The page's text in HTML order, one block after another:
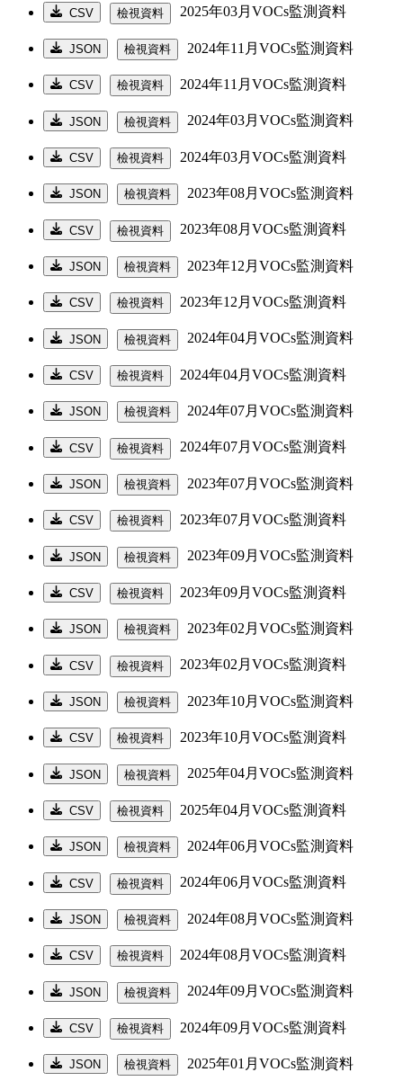
CSV 檢視資料 2025年03月VOCs監測資料
JSON 檢視資料 2024年11月VOCs監測資料
CSV 檢視資料 2024年11月VOCs監測資料
JSON 檢視資料 2024年03月VOCs監測資料
CSV 檢視資料 2024年03月VOCs監測資料
JSON 檢視資料 2023年08月VOCs監測資料
CSV 檢視資料 2023年08月VOCs監測資料
JSON 檢視資料 2023年12月VOCs監測資料
CSV 檢視資料 2023年12月VOCs監測資料
JSON 檢視資料 2024年04月VOCs監測資料
CSV 檢視資料 2024年04月VOCs監測資料
JSON 檢視資料 2024年07月VOCs監測資料
CSV 檢視資料 2024年07月VOCs監測資料
JSON 檢視資料 2023年07月VOCs監測資料
CSV 檢視資料 2023年07月VOCs監測資料
JSON 檢視資料 2023年09月VOCs監測資料
CSV 檢視資料 2023年09月VOCs監測資料
JSON 檢視資料 2023年02月VOCs監測資料
CSV 檢視資料 2023年02月VOCs監測資料
JSON 檢視資料 2023年10月VOCs監測資料
CSV 檢視資料 2023年10月VOCs監測資料
JSON 檢視資料 2025年04月VOCs監測資料
CSV 檢視資料 2025年04月VOCs監測資料
JSON 檢視資料 2024年06月VOCs監測資料
CSV 檢視資料 2024年06月VOCs監測資料
JSON 檢視資料 2024年08月VOCs監測資料
CSV 檢視資料 2024年08月VOCs監測資料
JSON 檢視資料 2024年09月VOCs監測資料
CSV 檢視資料 2024年09月VOCs監測資料
JSON 檢視資料 2025年01月VOCs監測資料